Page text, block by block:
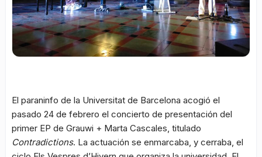
El paraninfo de la Universitat de Barcelona acogió el
pasado 24 de febrero el concierto de presentación del
primer EP de Grauwi + Marta Cascales, titulado
Contradictions. La actuación se enmarcaba, y cerraba, el